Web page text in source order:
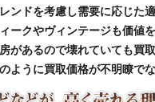
ンドを考慮し需要に応じた適
ークやヴィンテージも価値を
があるので壊れていても買取
ように買取価格が不明瞭でな